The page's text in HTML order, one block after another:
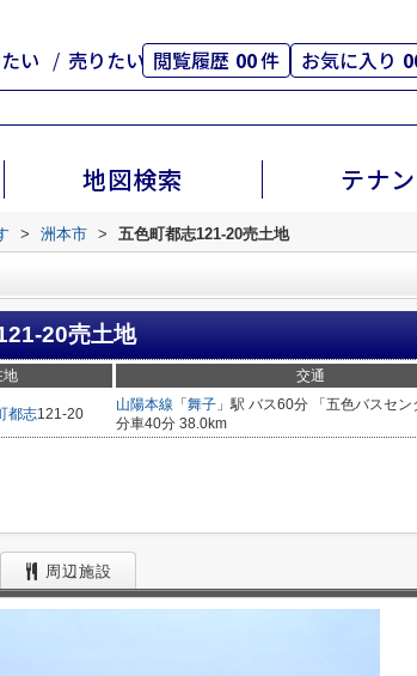
い 売りたい 閲覧履歴 00件 お気に入り
地図検索 テナ
> 洲本市 > 五色町都志121-20売土地
20売土地
地 交通
都志121-20
山陽本線 「 舞子 」駅 バス60分 「五色バスセ
分車40分 38.0km
周辺施設